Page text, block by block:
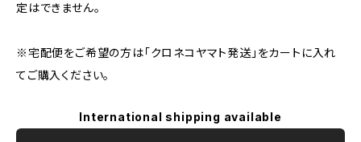
定はできません。
※宅配便をご希望の方は「クロネコヤマト発送」をカートに入れ
てご購入ください。
International shipping available